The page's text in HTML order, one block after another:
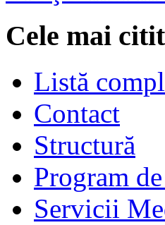
Cele mai
Listă
Contact
Structură
Program
Servicii